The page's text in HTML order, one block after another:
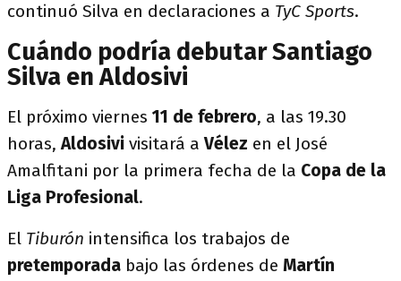
continuó Silva en declaraciones a TyC Sports.
Cuándo podría debutar Santiago
Silva en Aldosivi
El próximo viernes 11 de febrero, a las 19.30
horas,Aldosivi visitará aVélez en el José
Amalfitani por la primera fecha de la Copa de la
Liga Profesional.
El Tiburón intensifica los trabajos de
pretemporada bajo las órdenes de Martín